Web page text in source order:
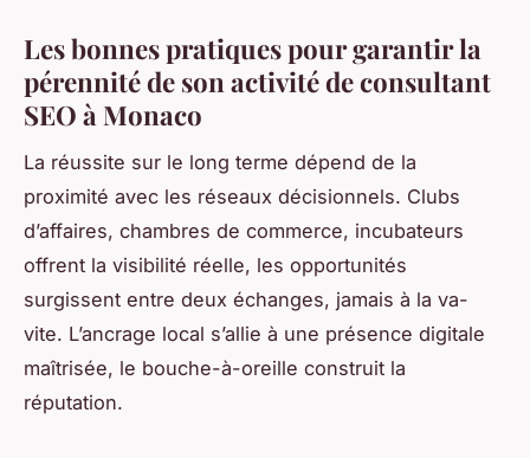
Les bonnes pratiques pour garantir la
pérennité de son activité de consultant
SEO à Monaco
La réussite sur le long terme dépend de la
proximité avec les réseaux décisionnels. Clubs
d’affaires, chambres de commerce, incubateurs
offrent la visibilité réelle, les opportunités
surgissent entre deux échanges, jamais à la va-
vite. L’ancrage local s’allie à une présence digitale
maîtrisée, le bouche-à-oreille construit la
réputation.